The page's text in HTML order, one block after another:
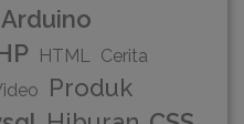
Arduino
HTML Cerita
Produk